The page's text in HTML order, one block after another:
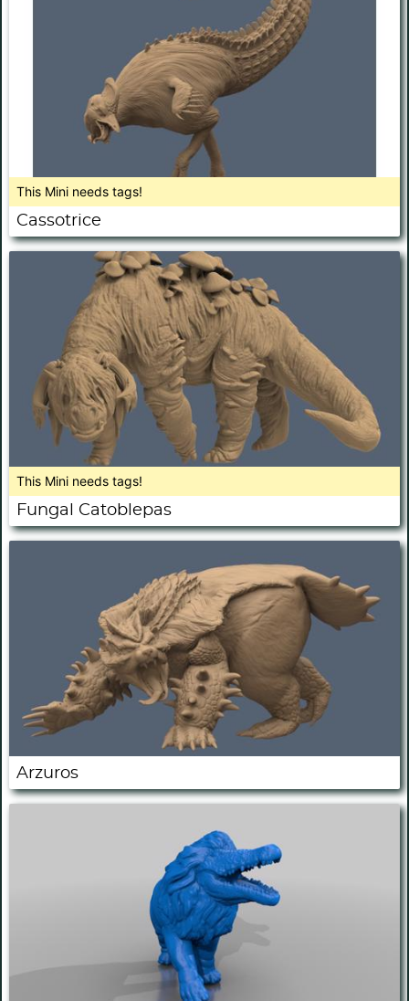
This Mini needs tags!
Cassotrice
This Mini needs tags!
Fungal Catoblepas
Arzuros